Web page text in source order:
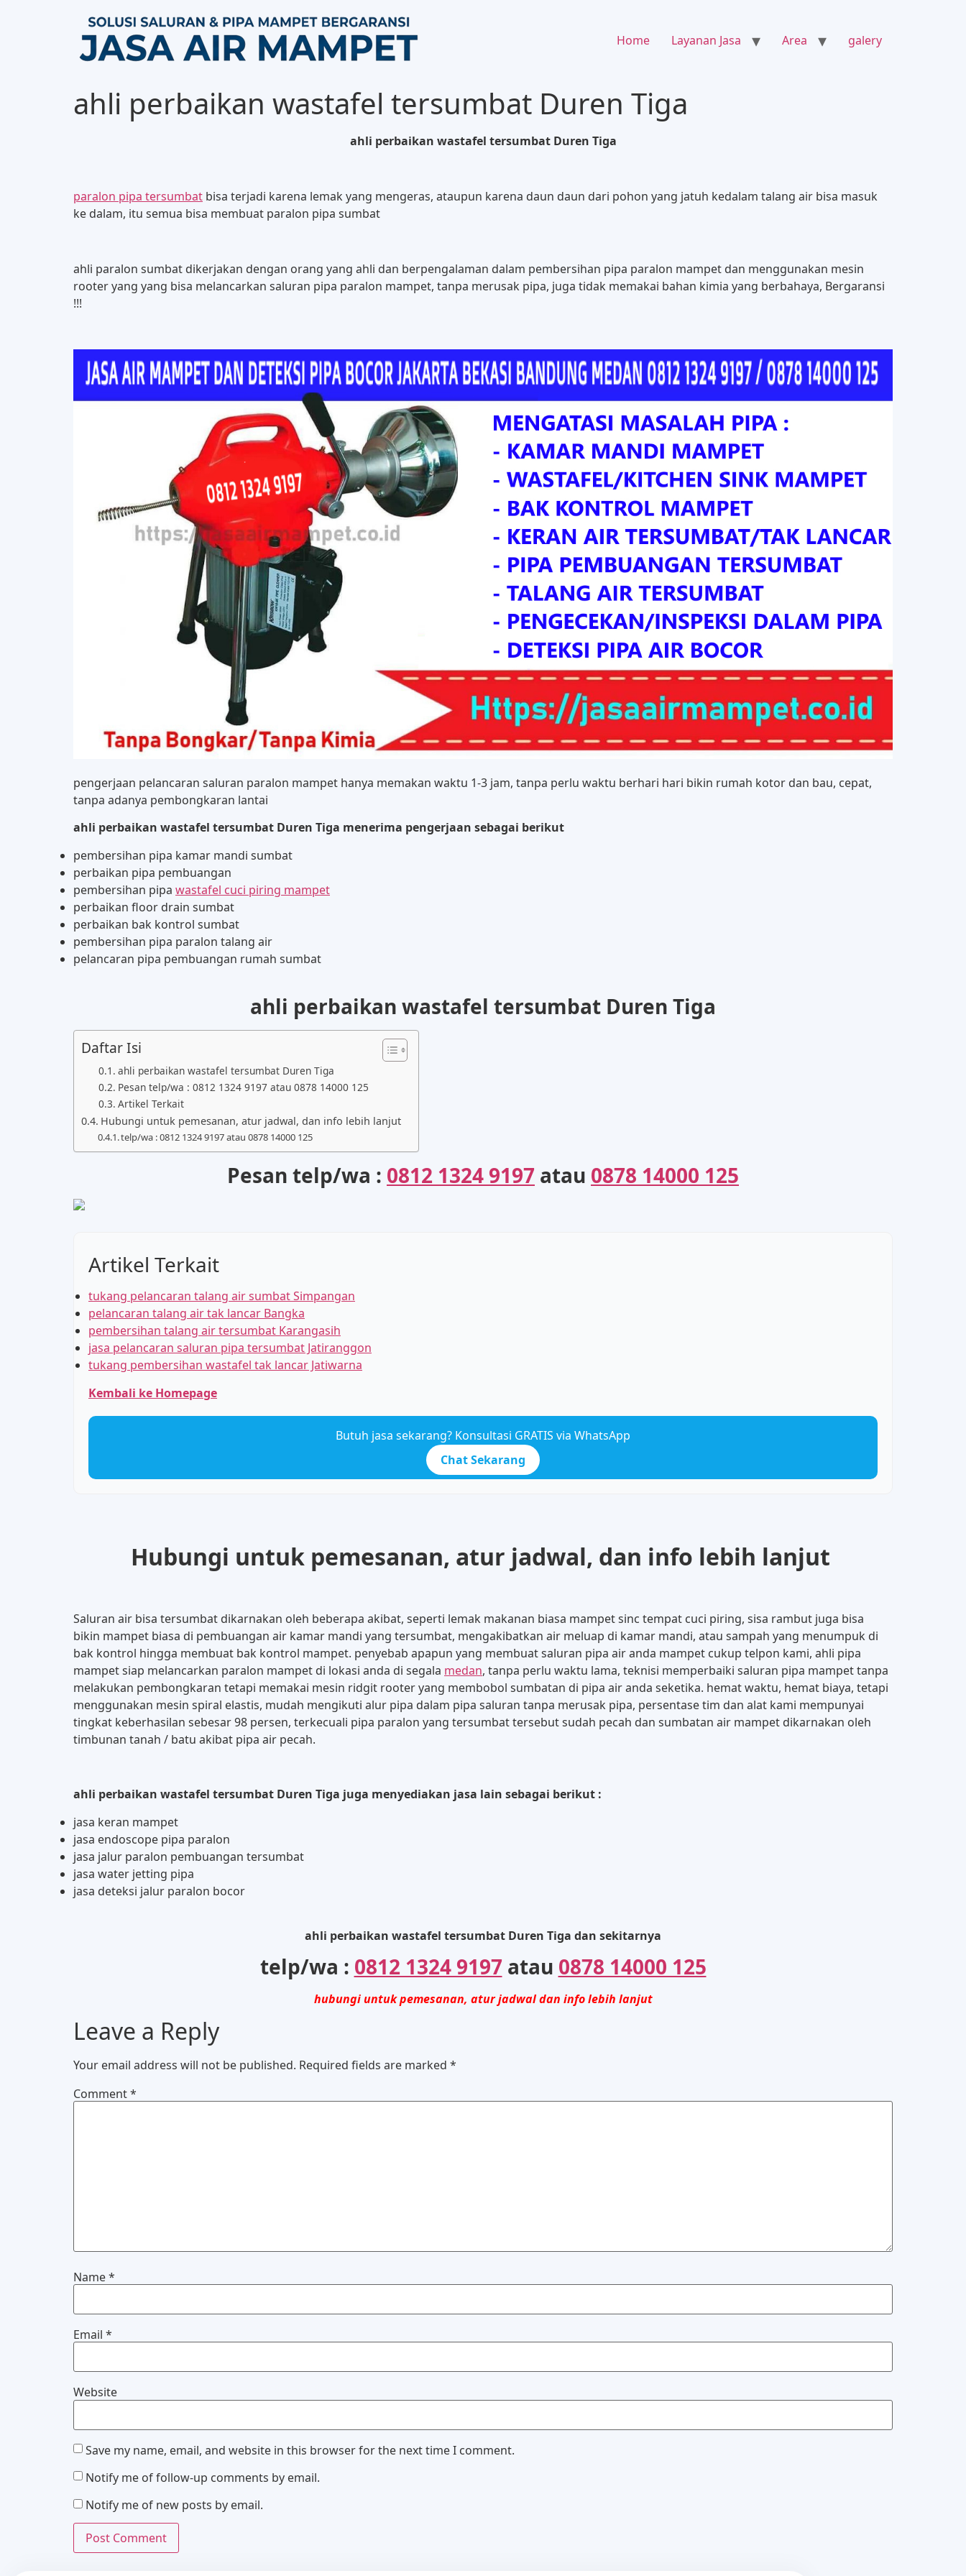
Home Layanan Jasa Area galery
ahli perbaikan wastafel tersumbat Duren Tiga
ahli perbaikan wastafel tersumbat Duren Tiga
paralon pipa tersumbat bisa terjadi karena lemak yang mengeras, ataupun karena daun daun dari pohon yang jatuh kedalam talang air bisa masuk
ke dalam, itu semua bisa membuat paralon pipa sumbat
ahli paralon sumbat dikerjakan dengan orang yang ahli dan berpengalaman dalam pembersihan pipa paralon mampet dan menggunakan mesin
rooter yang yang bisa melancarkan saluran pipa paralon mampet, tanpa merusak pipa, juga tidak memakai bahan kimia yang berbahaya, Bergaransi
!!!
pengerjaan pelancaran saluran paralon mampet hanya memakan waktu 1-3 jam, tanpa perlu waktu berhari hari bikin rumah kotor dan bau, cepat,
tanpa adanya pembongkaran lantai
ahli perbaikan wastafel tersumbat Duren Tiga menerima pengerjaan sebagai berikut
pembersihan pipa kamar mandi sumbat
perbaikan pipa pembuangan
pembersihan pipa wastafel cuci piring mampet
perbaikan floor drain sumbat
perbaikan bak kontrol sumbat
pembersihan pipa paralon talang air
pelancaran pipa pembuangan rumah sumbat
ahli perbaikan wastafel tersumbat Duren Tiga
Daftar Isi
ahli perbaikan wastafel tersumbat Duren Tiga
Pesan telp/wa : 0812 1324 9197 atau 0878 14000 125
Artikel Terkait
Hubungi untuk pemesanan, atur jadwal, dan info lebih lanjut
telp/wa : 0812 1324 9197 atau 0878 14000 125
Pesan telp/wa : 0812 1324 9197 atau 0878 14000 125
Artikel Terkait
tukang pelancaran talang air sumbat Simpangan
pelancaran talang air tak lancar Bangka
pembersihan talang air tersumbat Karangasih
jasa pelancaran saluran pipa tersumbat Jatiranggon
tukang pembersihan wastafel tak lancar Jatiwarna
Kembali ke Homepage
Butuh jasa sekarang? Konsultasi GRATIS via WhatsApp
Chat Sekarang
Hubungi untuk pemesanan, atur jadwal, dan info lebih lanjut
Saluran air bisa tersumbat dikarnakan oleh beberapa akibat, seperti lemak makanan biasa mampet sinc tempat cuci piring, sisa rambut juga bisa
bikin mampet biasa di pembuangan air kamar mandi yang tersumbat, mengakibatkan air meluap di kamar mandi, atau sampah yang menumpuk di
bak kontrol hingga membuat bak kontrol mampet. penyebab apapun yang membuat saluran pipa air anda mampet cukup telpon kami, ahli pipa
mampet siap melancarkan paralon mampet di lokasi anda di segala medan, tanpa perlu waktu lama, teknisi memperbaiki saluran pipa mampet tanpa
melakukan pembongkaran tetapi memakai mesin ridgit rooter yang membobol sumbatan di pipa air anda seketika. hemat waktu, hemat biaya, tetapi
menggunakan mesin spiral elastis, mudah mengikuti alur pipa dalam pipa saluran tanpa merusak pipa, persentase tim dan alat kami mempunyai
tingkat keberhasilan sebesar 98 persen, terkecuali pipa paralon yang tersumbat tersebut sudah pecah dan sumbatan air mampet dikarnakan oleh
timbunan tanah / batu akibat pipa air pecah.
ahli perbaikan wastafel tersumbat Duren Tiga juga menyediakan jasa lain sebagai berikut :
jasa keran mampet
jasa endoscope pipa paralon
jasa jalur paralon pembuangan tersumbat
jasa water jetting pipa
jasa deteksi jalur paralon bocor
ahli perbaikan wastafel tersumbat Duren Tiga dan sekitarnya
telp/wa : 0812 1324 9197 atau 0878 14000 125
hubungi untuk pemesanan, atur jadwal dan info lebih lanjut
Leave a Reply
Your email address will not be published. Required fields are marked *
Comment*
Name*
Email *
Website
Save my name, email, and website in this browser for the next time I comment.
Notify me of follow-up comments by email.
Notify me of new posts by email.